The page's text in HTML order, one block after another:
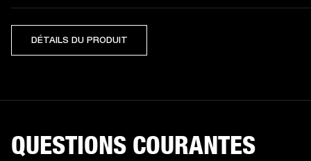
DÉTAILS DU PRODUIT
QUESTIONS COURANTES